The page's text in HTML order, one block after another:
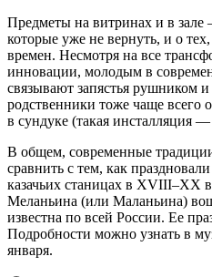
Предметы на витринах и в
которые уже не вернуть, и о
времен. Несмотря на все
инновации, молодым в
связывают запястья рушником
родственники тоже чаще всего
в сундуке (такая инсталляция
В общем, современные
сравнить с тем, как
казачьих станицах в XVIII–XX
Меланьина (или Маланьина)
известна по всей России. Ее
Подробности можно узнать в
января.